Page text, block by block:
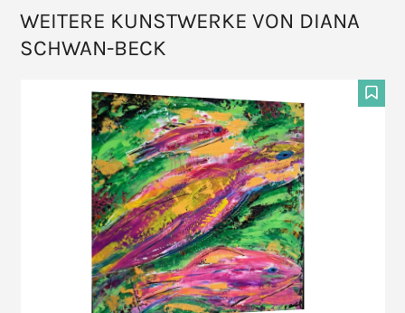
WEITERE KUNSTWERKE VON DIANA
SCHWAN-BECK
F